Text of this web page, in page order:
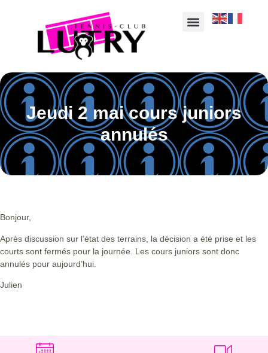
Jeudi 2 mai cours juniors
annulés
Bonjour,
Après discussion sur l’état des terrains, la décision a été prise et les
courts sont fermés pour la journée. Les cours juniors sont donc
annulés pour aujourd’hui.
Julien